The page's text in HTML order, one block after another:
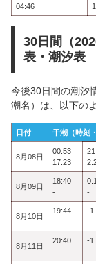
04:46
30日間（
表・潮汐表
今後30日間の潮汐
潮名）は、以下の
日付 干潮（時刻
8月08日
00:53
17:23
8月09日
18:40
-
-
8月10日
19:44
-
-
-
8月11日
20:40
-
-
-